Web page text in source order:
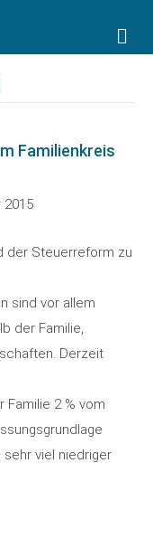
Familienkreis
2015
der Steuerreform zu
sind vor allem
der Familie,
Derzeit
Familie 2 % vom
sehr viel niedriger